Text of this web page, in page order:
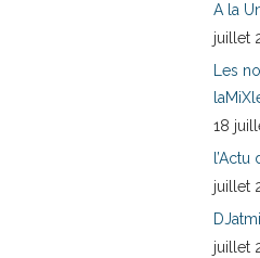
A la
juillet
Les
18
l’Actu
juillet
juillet